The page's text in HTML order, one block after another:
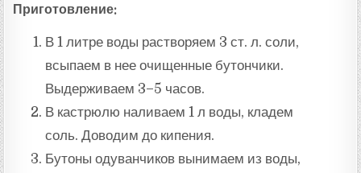
Приготовление:
В 1 литре воды растворяем 3 ст. л. соли,
всыпаем в нее очищенные бутончики.
Выдерживаем 3–5 часов.
В кастрюлю наливаем 1 л воды, кладем
соль. Доводим до кипения.
Бутоны одуванчиков вынимаем из воды,